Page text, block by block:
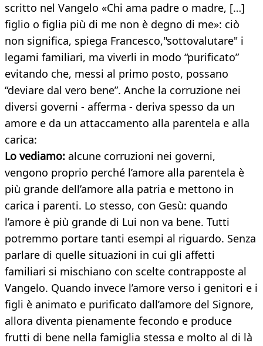
scritto nel Vangelo «Chi ama padre o madre, […]
figlio o figlia più di me non è degno di me»: ciò
non significa, spiega Francesco,"sottovalutare" i
legami familiari, ma viverli in modo “purificato”
evitando che, messi al primo posto, possano
“deviare dal vero bene”. Anche la corruzione nei
diversi governi - afferma - deriva spesso da un
amore e da un attaccamento alla parentela e alla
carica:
Lo vediamo: alcune corruzioni nei governi,
vengono proprio perché l’amore alla parentela è
più grande dell’amore alla patria e mettono in
carica i parenti. Lo stesso, con Gesù: quando
l’amore è più grande di Lui non va bene. Tutti
potremmo portare tanti esempi al riguardo. Senza
parlare di quelle situazioni in cui gli affetti
familiari si mischiano con scelte contrapposte al
Vangelo. Quando invece l’amore verso i genitori e i
figli è animato e purificato dall’amore del Signore,
allora diventa pienamente fecondo e produce
frutti di bene nella famiglia stessa e molto al di là